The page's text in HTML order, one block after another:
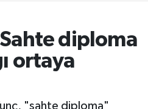
Sahte diploma
ortaya
"sahte diploma"
ve Fikstür